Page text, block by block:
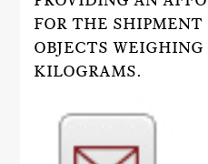
FOR THE SHIPMENT
OBJECTS
KILOGRAMS.